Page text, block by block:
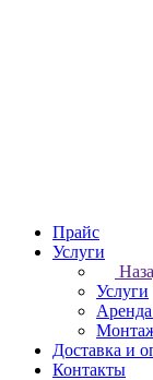
Прайс
Услуги
Услуги
Доставка и
Контакты